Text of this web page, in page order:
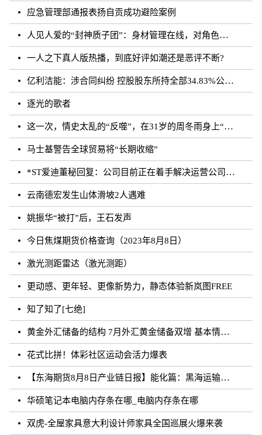
应急管理部通报表扬自贡成功避险案例
人见人爱的“封神质子团”：身材管理在线，对角色有信念｜文化观察
一人之下真人版热播，到底好评如潮还是恶评不断?
亿利洁能：涉合同纠纷 控股股东所持全部34.83%公司股份被司法轮候冻结
逐光的歌者
这一次，情史太乱的“反噬”，在31岁的周冬雨身上“应验”了！
马士基警告全球贸易将“长期收缩”
*ST爱迪董秘回复：公司目前正在着手解决运营公司剩余无法确权的委托代销商品相关事宜，如有进展
云南德宏发生山体滑坡2人遇难
姚振华“被打”后，王石发声
今日焦煤期货价格查询（2023年8月8日）
激光测距雷达（激光测距）
更动感、更年轻、更像新势力，静态体验新岚图FREE
知了知了[七绝]
黄金外汇储备的结构 7月外汇黄金储备双增 基本情况讲解
花式比拼！体彩社区运动会活力爆表
【东海期货8月8日产业链日报】能化篇：黑海运输风险未发酵，油价下跌
华硕笔记本电脑内存条在哪_电脑内存条在哪
双虎-全屋家具意大利设计师家具全国巡展火爆来袭